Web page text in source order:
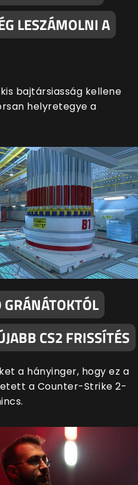
LESZÁMOLNI A
bajtársiasság kellene
helyretegye a
CS2 FRISSÍTÉS
a hányinger, hogy ez a
a Counter-Strike 2-